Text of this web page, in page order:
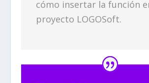
cómo insertar la función
proyecto LOGOSoft.